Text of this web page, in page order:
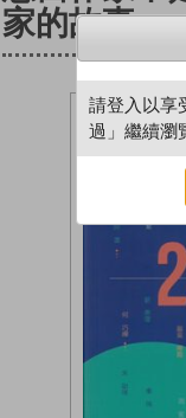
家的故事
請登入以享
過」繼續瀏